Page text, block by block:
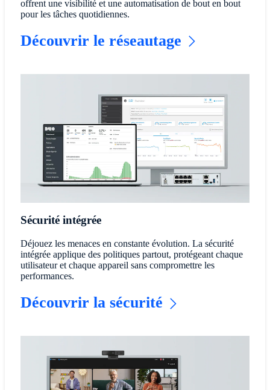
offrent une visibilité et une automatisation de bout en bout
pour les tâches quotidiennes.
Découvrir le réseautage
Sécurité intégrée
Déjouez les menaces en constante évolution. La sécurité
intégrée applique des politiques partout, protégeant chaque
utilisateur et chaque appareil sans compromettre les
performances.
Découvrir la sécurité